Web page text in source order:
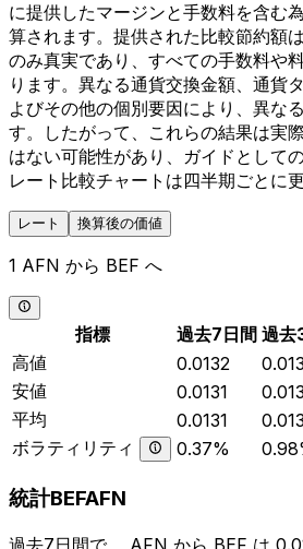
に提供したマージンと手数料を含む
算されます。提供された比較節約額
のみ真実であり、すべての手数料や
ります。異なる通貨交換金額、通貨
よびその他の個別要因により、異な
す。したがって、これらの結果は実
はない可能性があり、ガイドとして
レート比較チャートは四半期ごとに
レート 換算後の価値
1 AFN から BEF へ
指標 過去7日間 過去
高値
0.0132
安値
0.0131
平均
0.0131
ボラティリティ
0.37%
統計BEFAFN
過去7日間で、 AFN から BEF は